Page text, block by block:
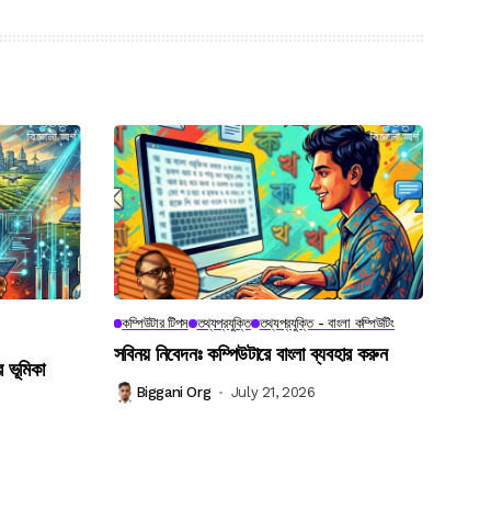
ভূমিকা
কম্পিউটার টিপস তথ্যপ্রযুক্তি তথ্যপ্রযুক্তি - বাংলা কম্পিউটিং
সবিনয় নিবেদনঃ কম্পিউটারে বাংলা ব্যবহার করুন
Biggani Org July 21, 2026